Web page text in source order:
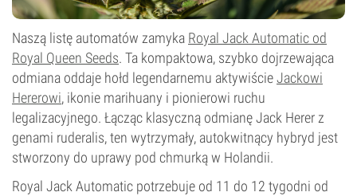
Naszą listę automatów zamyka Royal Jack Automatic od
Royal Queen Seeds. Ta kompaktowa, szybko dojrzewająca
odmiana oddaje hołd legendarnemu aktywiścieJackowi
Hererowi, ikonie marihuany i pionierowi ruchu
legalizacyjnego. Łącząc klasyczną odmianę Jack Herer z
genami ruderalis, ten wytrzymały, autokwitnący hybryd jest
stworzony do uprawy pod chmurką w Holandii.
Royal Jack Automatic potrzebuje od 11 do 12 tygodni od